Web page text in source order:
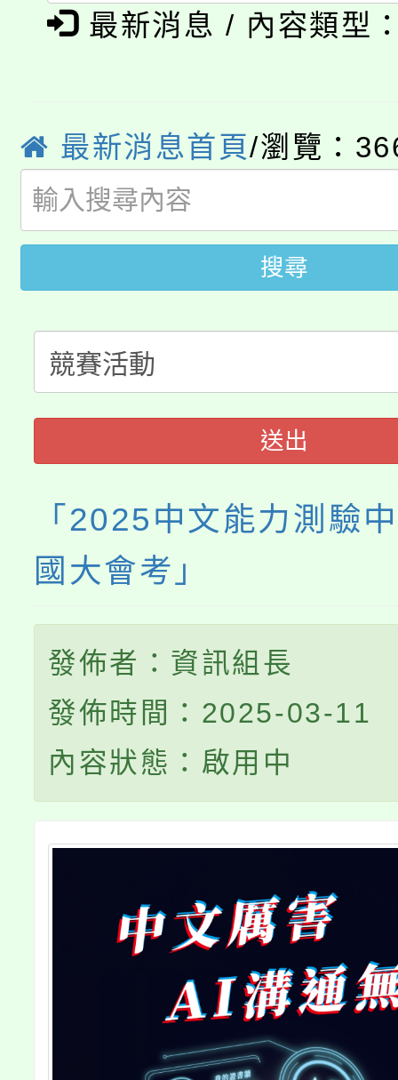
代理(課)教師甄選結果(
「2026金融保險知識
代理(課)教師甄選結果(
公告本校115學年度第
代理(課)教師甄選結果(
轉知中國文化大學推廣
《TA101》溝通分析基
程，歡迎學生輔導中心
心理、諮商輔導、社會
系所師生報名參加。
轉知苗栗縣政府辦理
縣市「校園短影音徵選
門員」簡章及活動海報
踴躍報名參加。
桃園市115學年度學生
要點
「桃園市補助參觀特色
展演活動實施計畫」
115年度「教育部表揚
義教育推展貢獻獎」
最新消息 / 內容類型
最新消息首頁/瀏覽：
搜尋
送出
「2025中文能力測驗
國大會考」
發佈者：資訊組長
發佈時間：2025-03-11
內容狀態：啟用中